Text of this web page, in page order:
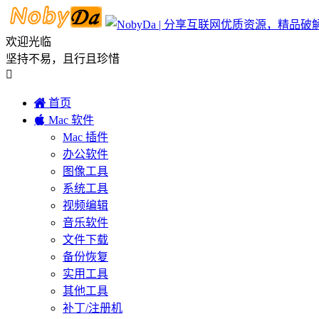
欢迎光临
坚持不易，且行且珍惜

 首页
 Mac 软件
Mac 插件
办公软件
图像工具
系统工具
视频编辑
音乐软件
文件下载
备份恢复
实用工具
其他工具
补丁/注册机